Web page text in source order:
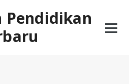
Pendidikan